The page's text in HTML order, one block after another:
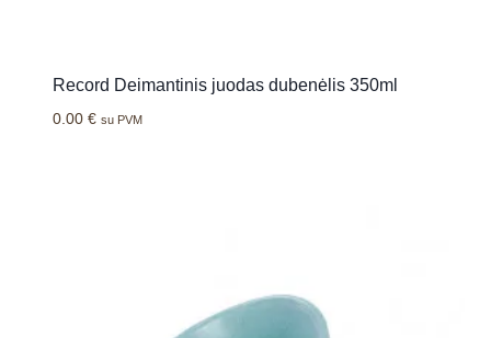
Record Deimantinis juodas dubenėlis 350ml
0.00 € su PVM